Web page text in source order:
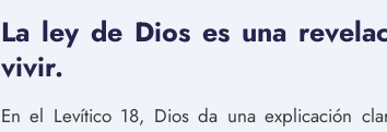
La ley de Dios es una
vivir.
En el Levítico 18, Dios da una explicación